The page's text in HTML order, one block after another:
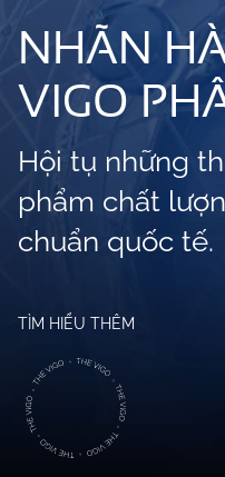
NHÃN
VIGO
Hội tụ những
phẩm chất
chuẩn quốc tế.
TÌM HIỂU THÊM